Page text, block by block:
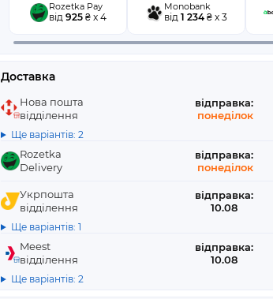
Rozetka Pay
від 925₴ x 4
Monobank
від 1 234 ₴ x 3
Доставка
Нова пошта
відділення
відправка:
понеділок
Ще варіантів: 2
Rozetka
Delivery
відправка:
понеділок
Укрпошта
відділення
відправка:
10.08
Ще варіантів: 1
Meest
відділення
відправка:
10.08
Ще варіантів: 2